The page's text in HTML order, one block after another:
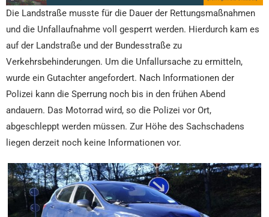
Die Landstraße musste für die Dauer der Rettungsmaßnahmen
und die Unfallaufnahme voll gesperrt werden. Hierdurch kam es
auf der Landstraße und der Bundesstraße zu
Verkehrsbehinderungen. Um die Unfallursache zu ermitteln,
wurde ein Gutachter angefordert. Nach Informationen der
Polizei kann die Sperrung noch bis in den frühen Abend
andauern. Das Motorrad wird, so die Polizei vor Ort,
abgeschleppt werden müssen. Zur Höhe des Sachschadens
liegen derzeit noch keine Informationen vor.